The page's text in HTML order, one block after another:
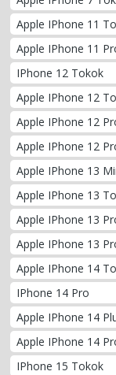
Apple IPhone 11
Apple IPhone 11
IPhone 12 Tokok
Apple IPhone 12
Apple IPhone 12
Apple IPhone 12
Apple IPhone 13
Apple IPhone 13
Apple IPhone 13
Apple IPhone 13
Apple IPhone 14
IPhone 14 Pro
Apple IPhone 14
Apple IPhone 14
IPhone 15 Tokok